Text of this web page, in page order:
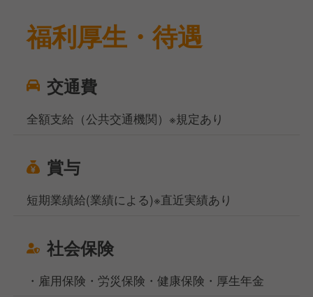
福利厚生・待遇
交通費
全額支給（公共交通機関）※規定あり
賞与
短期業績給(業績による)※直近実績あり
社会保険
・雇用保険・労災保険・健康保険・厚生年金